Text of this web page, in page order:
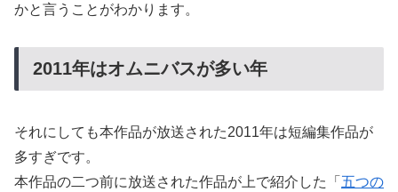
かと言うことがわかります。
2011年はオムニバスが多い年
それにしても本作品が放送された2011年は短編集作品が
多すぎです。
本作品の二つ前に放送された作品が上で紹介した「 五つの